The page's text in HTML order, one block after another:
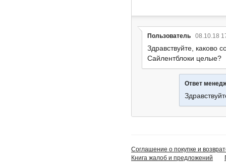
Пользователь 08.10.18
Здравствуйте, каково
Сайлентблоки целые?
Ответ
Соглашение о покупке и
Книга жалоб и предложений